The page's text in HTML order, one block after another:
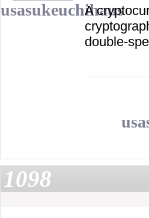
usasukeuchihaus
A
double-
1098